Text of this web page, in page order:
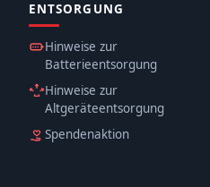
ENTSORGUNG
Hinweise zur
Batterieentsorgung
Hinweise zur
Altgeräteentsorgung
Spendenaktion